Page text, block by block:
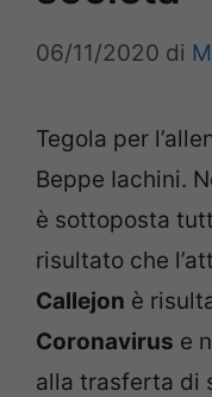
06/11/2020 di
Tegola per
Beppe Iachini.
è sottoposta
risultato che
Callejon è
Coronavirus e
alla trasferta di